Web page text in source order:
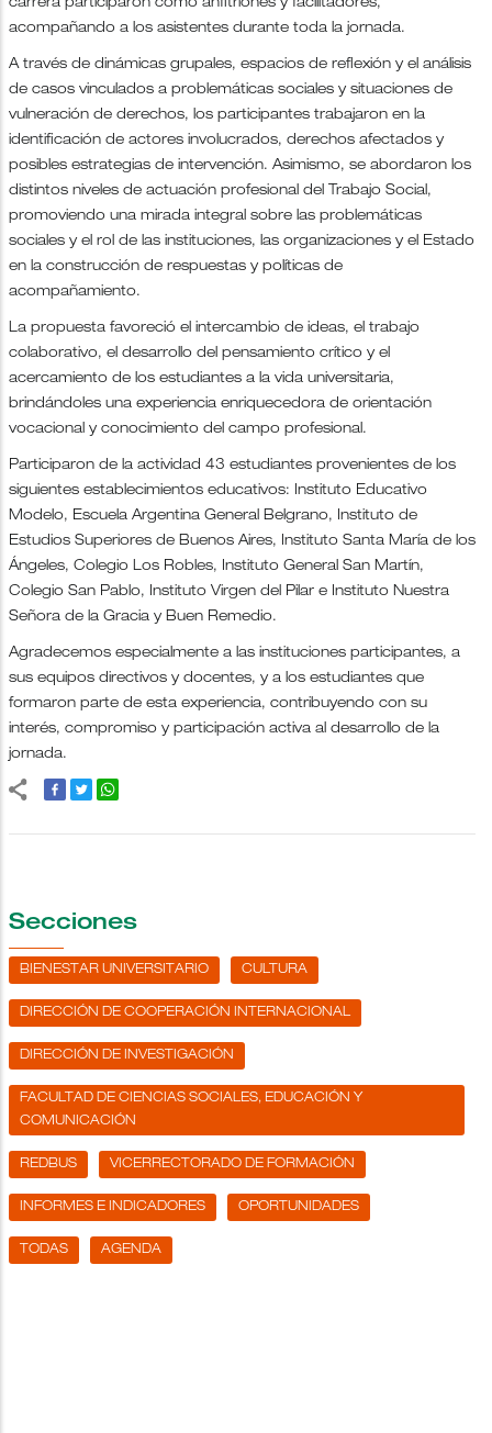
carrera participaron como anfitriones y facilitadores,
acompañando a los asistentes durante toda la jornada.
A través de dinámicas grupales, espacios de reflexión y el análisis
de casos vinculados a problemáticas sociales y situaciones de
vulneración de derechos, los participantes trabajaron en la
identificación de actores involucrados, derechos afectados y
posibles estrategias de intervención. Asimismo, se abordaron los
distintos niveles de actuación profesional del Trabajo Social,
promoviendo una mirada integral sobre las problemáticas
sociales y el rol de las instituciones, las organizaciones y el Estado
en la construcción de respuestas y políticas de
acompañamiento.
La propuesta favoreció el intercambio de ideas, el trabajo
colaborativo, el desarrollo del pensamiento crítico y el
acercamiento de los estudiantes a la vida universitaria,
brindándoles una experiencia enriquecedora de orientación
vocacional y conocimiento del campo profesional.
Participaron de la actividad 43 estudiantes provenientes de los
siguientes establecimientos educativos: Instituto Educativo
Modelo, Escuela Argentina General Belgrano, Instituto de
Estudios Superiores de Buenos Aires, Instituto Santa María de los
Ángeles, Colegio Los Robles, Instituto General San Martín,
Colegio San Pablo, Instituto Virgen del Pilar e Instituto Nuestra
Señora de la Gracia y Buen Remedio.
Agradecemos especialmente a las instituciones participantes, a
sus equipos directivos y docentes, y a los estudiantes que
formaron parte de esta experiencia, contribuyendo con su
interés, compromiso y participación activa al desarrollo de la
jornada.
Secciones
BIENESTAR UNIVERSITARIO CULTURA
DIRECCIÓN DE COOPERACIÓN INTERNACIONAL
DIRECCIÓN DE INVESTIGACIÓN
FACULTAD DE CIENCIAS SOCIALES, EDUCACIÓN Y
COMUNICACIÓN
REDBUS VICERRECTORADO DE FORMACIÓN
INFORMES E INDICADORES OPORTUNIDADES
TODAS AGENDA